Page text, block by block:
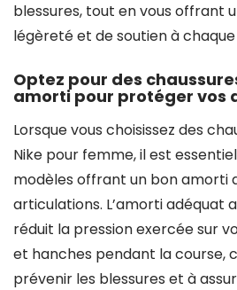
blessures, tout en vous offrant
légèreté et de soutien à
Optez pour des
amorti pour protéger vos
Lorsque vous choisissez des
Nike pour femme, il est
modèles offrant un bon amorti
articulations. L’amorti adéquat
réduit la pression exercée sur
et hanches pendant la course,
prévenir les blessures et à